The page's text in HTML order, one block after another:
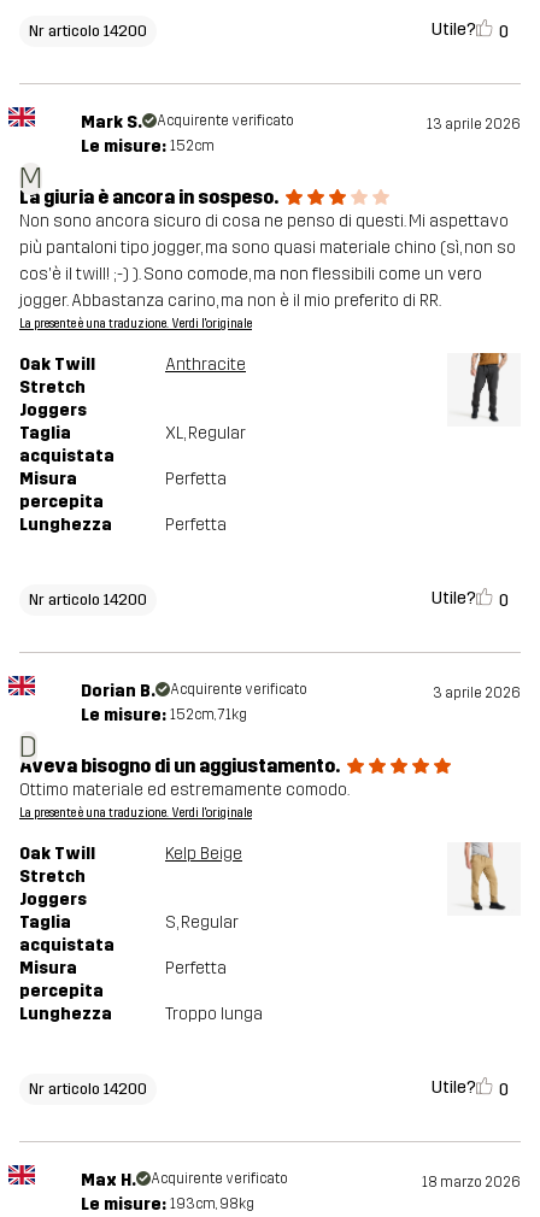
Nr articolo 14200 Utile? 0
M
Mark S. Acquirente verificato 13 aprile 2026
Le misure: 152cm
La giuria è ancora in sospeso.
Non sono ancora sicuro di cosa ne penso di questi. Mi aspettavo
più pantaloni tipo jogger, ma sono quasi materiale chino (sì, non so
cos'è il twill! ;-) ). Sono comode, ma non flessibili come un vero
jogger. Abbastanza carino, ma non è il mio preferito di RR.
La presente è una traduzione. Verdi l'originale
Oak Twill
Stretch
Joggers
Anthracite
Taglia
acquistata
XL, Regular
Misura
percepita
Perfetta
Lunghezza Perfetta
Nr articolo 14200 Utile? 0
D
Dorian B. Acquirente verificato 3 aprile 2026
Le misure: 152cm, 71kg
Aveva bisogno di un aggiustamento.
Ottimo materiale ed estremamente comodo.
La presente è una traduzione. Verdi l'originale
Oak Twill
Stretch
Joggers
Kelp Beige
Taglia
acquistata
S, Regular
Misura
percepita
Perfetta
Lunghezza Troppo lunga
Nr articolo 14200 Utile? 0
Max H. Acquirente verificato 18 marzo 2026
Le misure: 193cm, 98kg